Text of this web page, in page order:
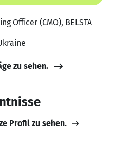
Officer (CMO), BELSTA
zu sehen.
Profil zu sehen.